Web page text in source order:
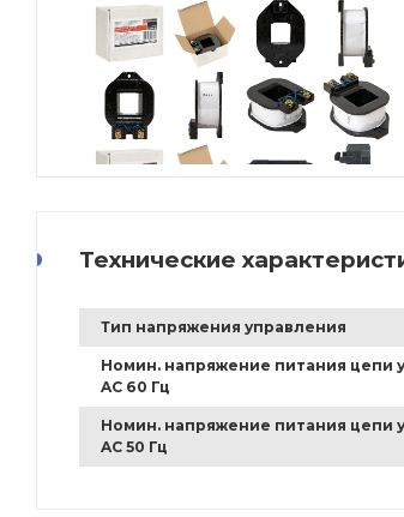
Технические
Тип напряжения управления
Номин. напряжение питания цепи
AC 60 Гц
Номин. напряжение питания цепи
AC 50 Гц